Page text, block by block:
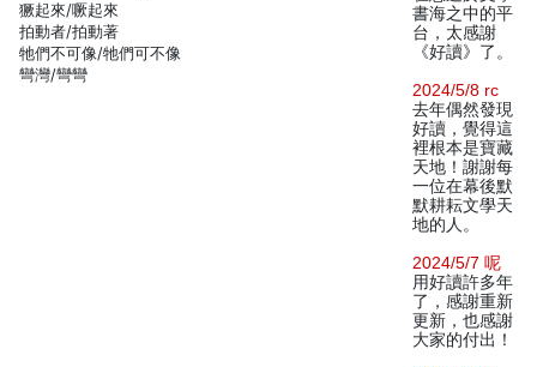
獗起來/噘起來
拍動者/拍動著
牠們不可像/牠們可不像
彎灣/彎彎
書海之中的平
台，太感謝
《好讀》了。
2024/5/8 rc
去年偶然發現
好讀，覺得這
裡根本是寶藏
天地！謝謝每
一位在幕後默
默耕耘文學天
地的人。
2024/5/7 呢
用好讀許多年
了，感謝重新
更新，也感謝
大家的付出！